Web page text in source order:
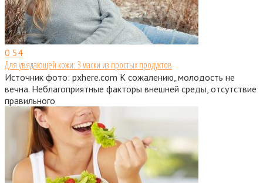
0 54
Для увядающей кожи: 3 маски из простых продуктов
Источник фото: pxhere.com К сожалению, молодость не
вечна. Неблагоприятные факторы внешней среды, отсутствие
правильного